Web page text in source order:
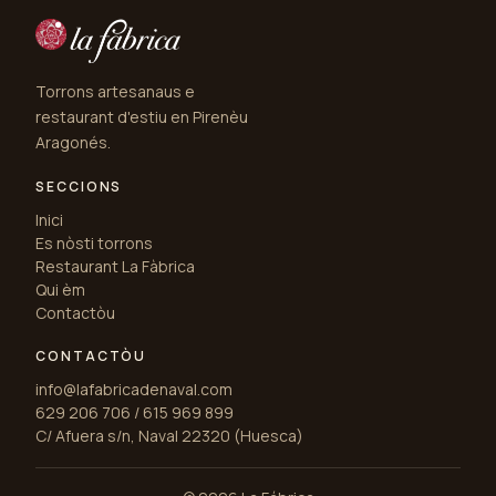
Torrons artesanaus e
restaurant d'estiu en Pirenèu
Aragonés.
SECCIONS
Inici
Es nòsti torrons
Restaurant La Fàbrica
Qui èm
Contactòu
CONTACTÒU
info@lafabricadenaval.com
629 206 706 / 615 969 899
C/ Afuera s/n, Naval 22320 (Huesca)